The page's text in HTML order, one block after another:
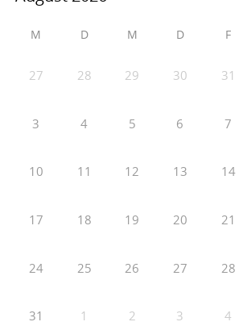
M D M D F
27 28 29 30 31
3 4 5 6 7
10 11 12 13 14
17 18 19 20 21
24 25 26 27 28
31 1 2 3 4